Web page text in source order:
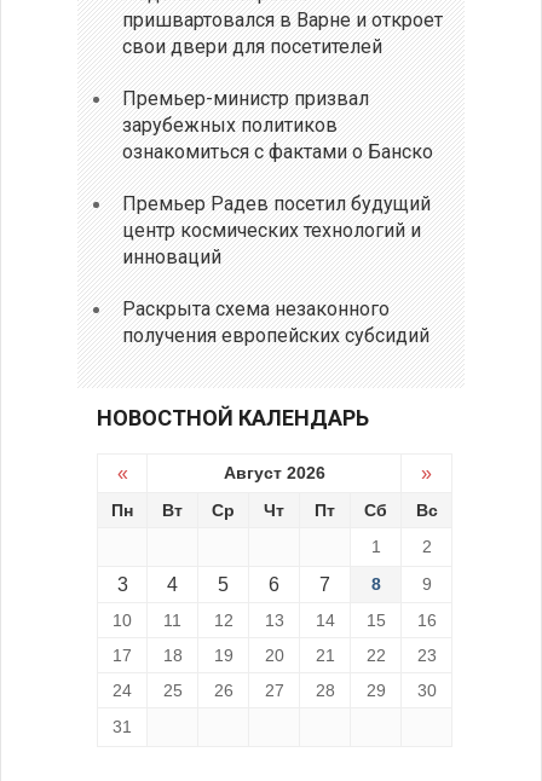
пришвартовался в Варне и откроет
свои двери для посетителей
Премьер-министр призвал
зарубежных политиков
ознакомиться с фактами о Банско
Премьер Радев посетил будущий
центр космических технологий и
инноваций
Раскрыта схема незаконного
получения европейских субсидий
НОВОСТНОЙ КАЛЕНДАРЬ
« Август 2026 »
Пн Вт Ср Чт Пт Сб
Вс
1
2
3 4 5 6 7 8
9
10
11 12 13 14 15
16
17
18 19 20 21 22
23
24
25 26 27 28 29
30
31